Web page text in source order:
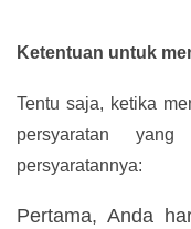
Ketentuan untuk
Tentu saja, ketika
persyaratan
persyaratannya:
Pertama, Anda